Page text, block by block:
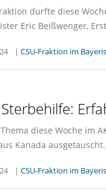
durfte diese
Eric Beißwenger,
| CSU-Fraktion im
diese Woche im
Kanada ausgetauscht.
| CSU-Fraktion im